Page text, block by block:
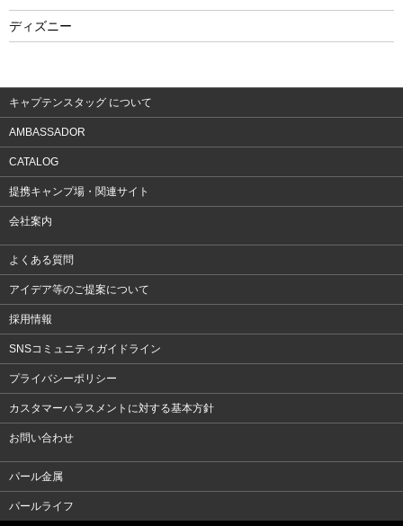
ウェア
ディズニー
キャプテンスタッグ について
AMBASSADOR
CATALOG
提携キャンプ場・関連サイト
会社案内
よくある質問
アイデア等のご提案について
採用情報
SNSコミュニティガイドライン
プライバシーポリシー
カスタマーハラスメントに対する基本方針
お問い合わせ
パール金属
パールライフ